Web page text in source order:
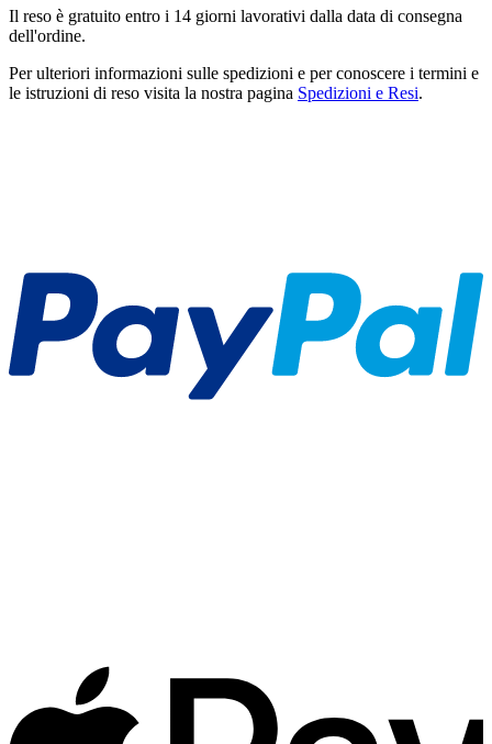
Il reso è gratuito entro i 14 giorni lavorativi dalla data di consegna
dell'ordine.
Per ulteriori informazioni sulle spedizioni e per conoscere i termini e
le istruzioni di reso visita la nostra pagina Spedizioni e Resi.